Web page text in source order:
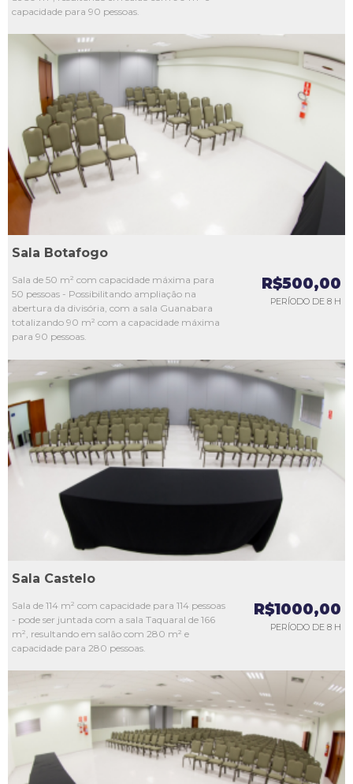
capacidade para 90 pessoas.
L1
L2
L3
L4
Sala Botafogo
Sala de 50 m² com capacidade máxima para
50 pessoas - Possibilitando ampliação na
abertura da divisória, com a sala Guanabara
totalizando 90 m² com a capacidade máxima
para 90 pessoas.
R$500,00
PERÍODO DE 8 H
L2
L3
L4
Sala Castelo
Sala de 114 m² com capacidade para 114 pessoas
- pode ser juntada com a sala Taquaral de 166
m², resultando em salão com 280 m² e
capacidade para 280 pessoas.
R$1000,00
PERÍODO DE 8 H
L3
L4